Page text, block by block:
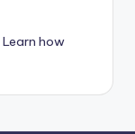
Learn how